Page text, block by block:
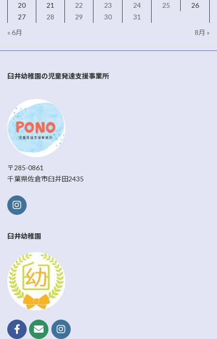
20
21 22 23 24 25
26
27
28 29 30
31
« 6月
8月 »
臼井幼稚園の児童発達支援事業所
〒285-0861
千葉県佐倉市臼井田2435
臼井幼稚園